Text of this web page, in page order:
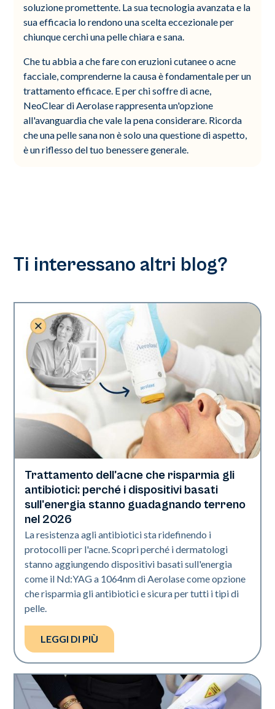
soluzione promettente. La sua tecnologia avanzata e la
sua efficacia lo rendono una scelta eccezionale per
chiunque cerchi una pelle chiara e sana.
Che tu abbia a che fare con eruzioni cutanee o acne
facciale, comprenderne la causa è fondamentale per un
trattamento efficace. E per chi soffre di acne,
NeoClear di Aerolase rappresenta un'opzione
all'avanguardia che vale la pena considerare. Ricorda
che una pelle sana non è solo una questione di aspetto,
è un riflesso del tuo benessere generale.
Ti interessano altri blog?
Salute della pelle
Trattamento dell'acne che risparmia gli
antibiotici: perché i dispositivi basati
sull'energia stanno guadagnando terreno
nel 2026
La resistenza agli antibiotici sta ridefinendo i
protocolli per l'acne. Scopri perché i dermatologi
stanno aggiungendo dispositivi basati sull'energia
come il Nd:YAG a 1064nm di Aerolase come opzione
che risparmia gli antibiotici e sicura per tutti i tipi di
pelle.
LEGGI DI PIÙ